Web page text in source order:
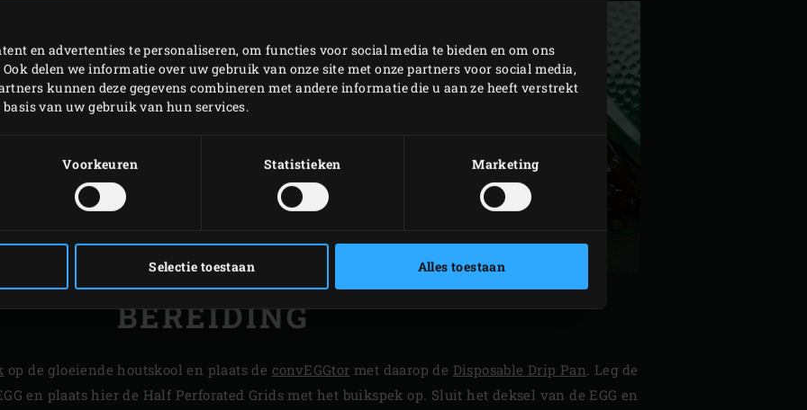
en advertenties te personaliseren, om functies voor social media te bieden en om ons
delen we informatie over uw gebruik van onze site met onze partners voor social media,
kunnen deze gegevens combineren met andere informatie die u aan ze heeft verstrekt
basis van uw gebruik van hun services.
Voorkeuren Statistieken Marketing
Selectie toestaan Alles toestaan
BEREIDING
op de gloeiende houtskool en plaats de convEGGtor met daarop de Disposable Drip Pan. Leg de
en plaats hier de Half Perforated Grids met het buikspek op. Sluit het deksel van de EGG en